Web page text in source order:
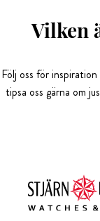
Vilken
Följ oss för
tipsa oss gärna om